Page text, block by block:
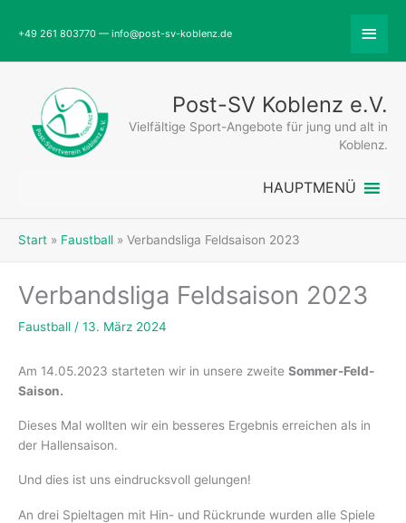
Inhalt+49 261 803770 — info@post-sv-koblenz.de
Post-SV Koblenz e.V.
Vielfältige Sport-Angebote für jung und alt in
Koblenz.
HAUPTMENÜ
Start Faustball Verbandsliga Feldsaison 2023
Verbandsliga Feldsaison 2023
Faustball / 13. März 2024
Am 14.05.2023 starteten wir in unsere zweite Sommer-Feld-
Saison.
Dieses Mal wollten wir ein besseres Ergebnis erreichen als in
der Hallensaison.
Und dies ist uns eindrucksvoll gelungen!
An drei Spieltagen mit Hin- und Rückrunde wurden alle Spiele